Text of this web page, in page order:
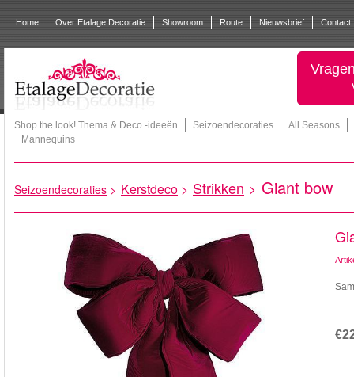
Home Over Etalage Decoratie Showroom Route Nieuwsbrief Contact
Shop the look! Thema & Deco -ideeën Seizoendecoraties
All Seasons
Mannequins
Seizoendecoraties > Kerstdeco > Strikken > Giant bow